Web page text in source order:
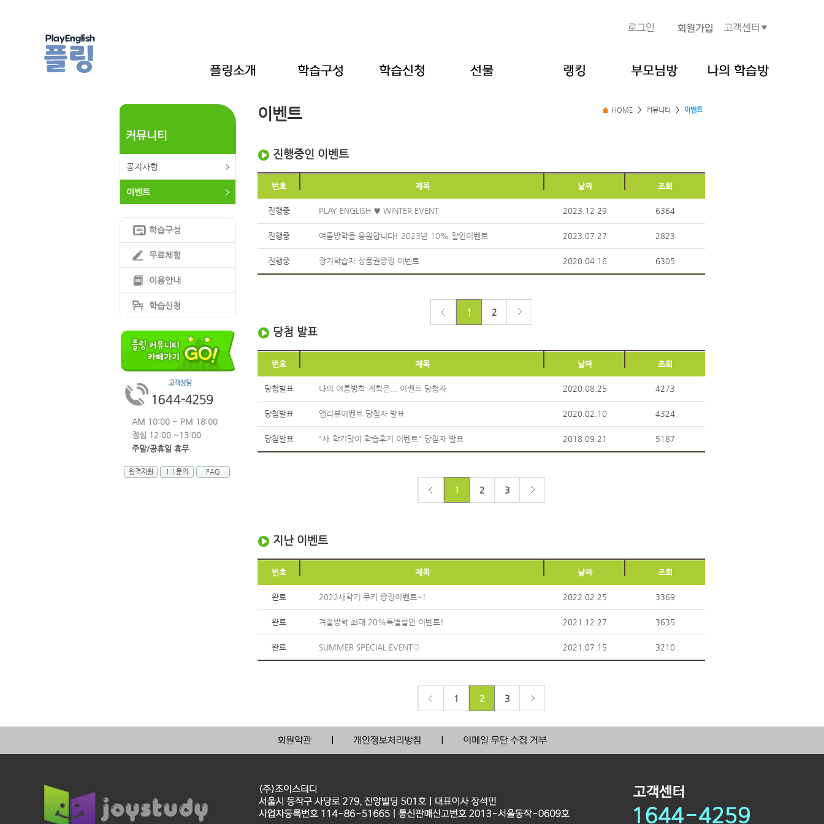
커뮤니티
공지사항
이벤트
학습구성
무료체험
이용안내
학습신청
AM 10:00 ~ PM 18:00
점심 12:00 ~13:00
주말/공휴일 휴무
원격지원 1:1문의 FAQ
이벤트 HOME > 커뮤니티 > 이벤트
진행중인 이벤트
번호 제목 날짜 조회
진행중 PLAY ENGLISH ♥ WINTER EVENT 2023.12.29 6364
진행중 여름방학을 응원합니다! 2023년 10% 할인이벤트 2023.07.27 2823
진행중 장기학습자 상품권증정 이벤트 2020.04.16 6305
1 2
당첨 발표
번호 제목 날짜 조회
당첨발표 나의 여름방학 계획은... 이벤트 당첨자 2020.08.25 4273
당첨발표 앱리뷰이벤트 당첨자 발표 2020.02.10 4324
당첨발표 "새 학기맞이 학습후기 이벤트" 당첨자 발표 2018.09.21 5187
1 2 3
지난 이벤트
번호 제목 날짜 조회
완료 2022새학기 쿠키 증정이벤트~! 2022.02.25 3369
완료 겨울방학 최대 20%특별할인 이벤트! 2021.12.27 3635
완료 SUMMER SPECIAL EVENT♡ 2021.07.15 3210
1 2 3